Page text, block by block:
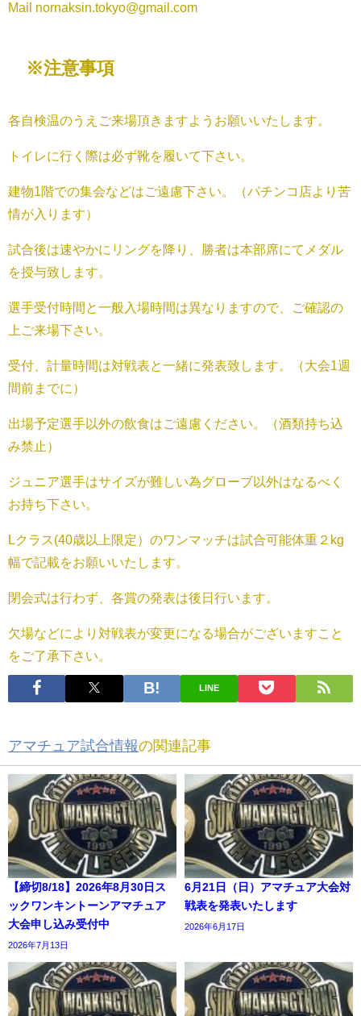
Mail nornaksin.tokyo@gmail.com
※注意事項
各自検温のうえご来場頂きますようお願いいたします。
トイレに行く際は必ず靴を履いて下さい。
建物1階での集会などはご遠慮下さい。（パチンコ店より苦
情が入ります）
試合後は速やかにリングを降り、勝者は本部席にてメダル
を授与致します。
選手受付時間と一般入場時間は異なりますので、ご確認の
上ご来場下さい。
受付、計量時間は対戦表と一緒に発表致します。（大会1週
間前までに）
出場予定選手以外の飲食はご遠慮ください。（酒類持ち込
み禁止）
ジュニア選手はサイズが難しい為グローブ以外はなるべく
お持ち下さい。
Lクラス(40歳以上限定）のワンマッチは試合可能体重２kg
幅で記載をお願いいたします。
閉会式は行わず、各賞の発表は後日行います。
欠場などにより対戦表が変更になる場合がございますこと
をご了承下さい。
LINE
アマチュア試合情報の関連記事
【締切8/18】2026年8月30日ス
ックワンキントーンアマチュア
大会申し込み受付中
2026年7月13日
6月21日（日）アマチュア大会対
戦表を発表いたします
2026年6月17日